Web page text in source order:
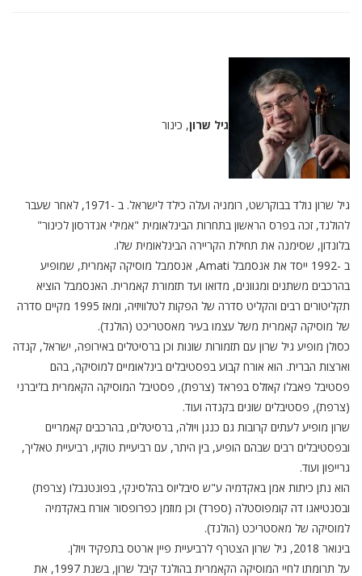
גיל שרון, כינור
גיל שרון נולד בבוקרשט, רומניה ועלה כילד לישראל. ב -1971, לאחר שעבר
להולנד, זכה בפרס הראשון בתחרות הבינלאומית "אמילי אנדרסון לכינור"
בלונדון, שסימנה את תחילת הקריירה הבינלאומית שלו.
ב -1992 ייסד את אנסמבל Amati, אנסמבל מוסיקה קאמרית, שמופיע
בהרכבים משתנים ומגוונים, מדואו ועד תזמורת קאמרית. האנסמבל הוציא
תקליטורים רבים והקליט סדרה של הפקות לטלוויזיה, ומאז 1995 מקיים סדרה
של מוסיקה קאמרית משל עצמו בעיר מאסטריכט (הולנד).
כסולן מופיע גיל שרון עם תזמורות שונות וכן ברסיטלים באירופה, ישראל, קנדה
וארצות הברית. הוא אורח קבוע בפסטיבלים בינלאומיים למוסיקה, בהם
פסטיבל פאבלו קאזלס בפראד (צרפת), פסטיבל המוסיקה הקאמרית בז'יברני
(צרפת), פסטיבלים שונים בקנדה ועוד.
שרון מופיע לעתים קרובות גם כנגן ויולה, ברסיטלים, בהרכבים קאמריים
ובפסטיבלים רבים שבהם הופיע, בין היתר, עם רביעיית טוקיו, רביעיית טאליך,
גרייפון ועוד.
הוא נתן כיתות אמן באקדמיה ע"ש סיבליוס בהלסינקי, בפונטנבלו (צרפת)
ובסנטיאגו דה קומפוסטלה (ספרד) וכן מוזמן כפרופסור אורח באקדמיה
למוסיקה של מאסטריכט (הולנד).
בינואר 2018, גיל שרון הצטרף לרביעיית פיין ארטס בתפקיד ויולן.
על תרומתו לחיי המוסיקה הקאמרית בהולנד קיבל שרון, בשנת 1997, את